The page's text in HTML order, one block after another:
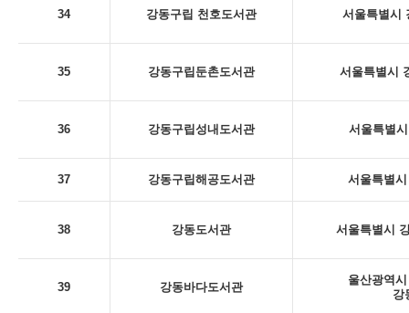
34 강동구립 천호도서관 서울특별시
35 강동구립둔촌도서관 서울특별시
36 강동구립성내도서관 서울특별
37 강동구립해공도서관 서울특별
38 강동도서관 서울특별시
39 강동바다도서관
울산광역
강